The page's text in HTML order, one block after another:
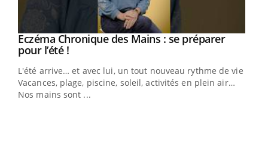
Youtube
Eczéma Chronique des Mains : se préparer
pour l’été !Youtube
L'été arrive… et avec lui, un tout nouveau rythme de vie !
Vacances, plage, piscine, soleil, activités en plein air…
Nos mains sont ...